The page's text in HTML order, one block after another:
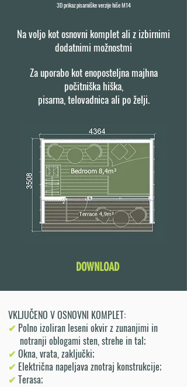
3D prikaz pisarniške verzije hiše M14
Na voljo kot osnovni komplet ali z izbirnimi
dodatnimi možnostmi
Za uporabo kot enoposteljna majhna
počitniška hiška,
pisarna, telovadnica ali po želji.
DOWNLOAD
VKLJUČENO V OSNOVNI KOMPLET:
✔ Polno izoliran leseni okvir z zunanjimi in
notranji oblogami sten, strehe in tal;
✔ Okna, vrata, zaključki;
✔ Električna napeljava znotraj konstrukcije;
✔ Terasa;